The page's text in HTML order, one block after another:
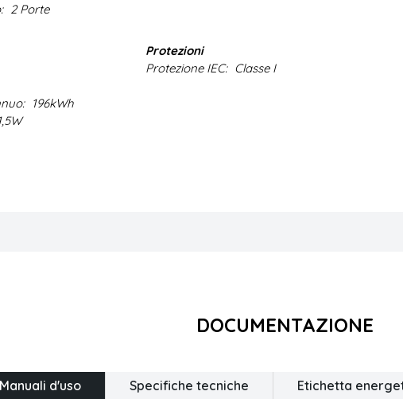
2 Porte
196kWh
Protezioni
Protezione IEC: Classe I
DOCUMENTAZIONE
Manuali d'uso Specifiche tecniche Etichetta